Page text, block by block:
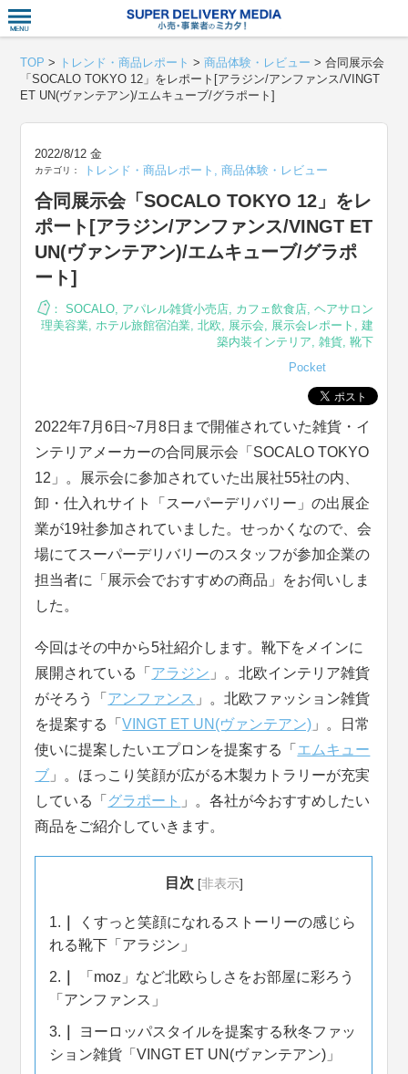
TOP > トレンド・商品レポート >商品体験・レビュー >合同展示会
「SOCALO TOKYO 12」をレポート[アラジン/アンファンス/VINGT
ET UN(ヴァンテアン)/エムキューブ/グラポート]
2022/8/12 金
カテゴリ： トレンド・商品レポート ,商品体験・レビュー
合同展示会「SOCALO TOKYO 12」をレ
ポート[アラジン/アンファンス/VINGT ET
UN(ヴァンテアン)/エムキューブ/グラポ
ート]
： SOCALO, アパレル雑貨小売店, カフェ飲食店, ヘアサロン
理美容業, ホテル旅館宿泊業, 北欧, 展示会, 展示会レポート , 建
築内装インテリア, 雑貨, 靴下
Pocket
2022年7月6日~7月8日まで開催されていた雑貨・イ
ンテリアメーカーの合同展示会「SOCALO TOKYO
12」。展示会に参加されていた出展社55社の内、
卸・仕入れサイト「スーパーデリバリー」の出展企
業が19社参加されていました。せっかくなので、会
場にてスーパーデリバリーのスタッフが参加企業の
担当者に「展示会でおすすめの商品」をお伺いしま
した。
今回はその中から5社紹介します。靴下をメインに
展開されている「 アラジン 」。北欧インテリア雑貨
がそろう「 アンファンス 」。北欧ファッション雑貨
を提案する「VINGT ET UN(ヴァンテアン) 」。日常
使いに提案したいエプロンを提案する「 エムキュー
ブ 」。ほっこり笑顔が広がる木製カトラリーが充実
している「 グラポート 」。各社が今おすすめしたい
商品をご紹介していきます。
目次 [非表示]
1.
くすっと笑顔になれるストーリーの感じら
れる靴下「アラジン」
2.
「moz」など北欧らしさをお部屋に彩ろう
「アンファンス」
3.
ヨーロッパスタイルを提案する秋冬ファッ
ション雑貨「VINGT ET UN(ヴァンテアン)」